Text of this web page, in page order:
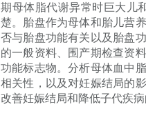
期母体脂代谢异常时巨大儿
楚。胎盘作为母体和胎儿营
否与胎盘功能有关以及胎盘
的一般资料、围产期检查资
功能标志物。分析母体血中
相关性，以及对妊娠结局的
改善妊娠结局和降低子代疾病